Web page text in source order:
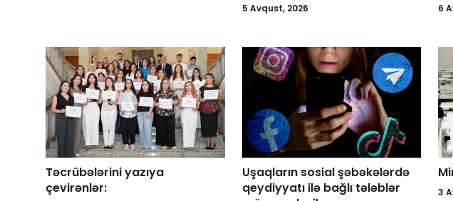
5 Avqust, 2026 6
Təcrübələrini yazıya
çevirənlər:
Uşaqların sosial şəbəkələrdə
qeydiyyatı ilə bağlı tələblər
3